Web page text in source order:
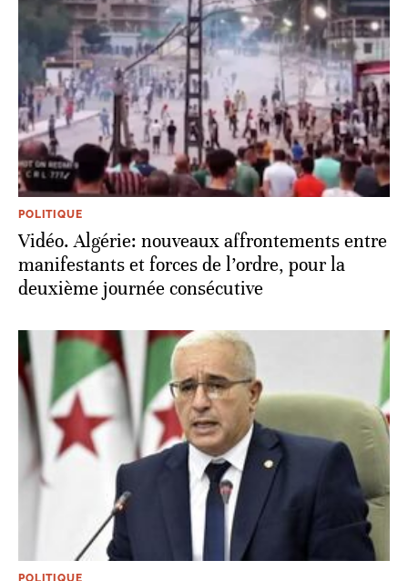
POLITIQUE
Vidéo. Algérie: nouveaux affrontements entre
manifestants et forces de l’ordre, pour la
deuxième journée consécutive
POLITIQUE